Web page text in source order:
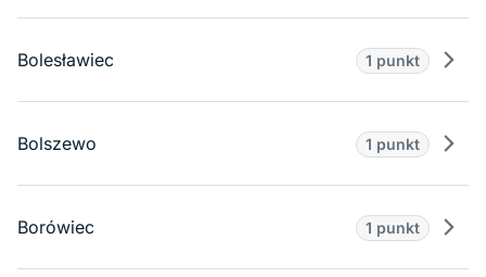
Bolesławiec 1 punkt
Bolszewo 1 punkt
Borówiec 1 punkt